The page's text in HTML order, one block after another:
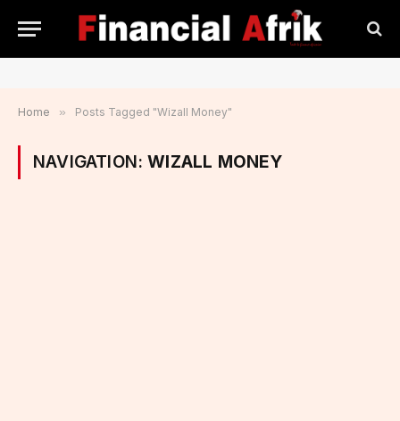
Home » Posts Tagged "Wizall Money"
NAVIGATION:WIZALL MONEY